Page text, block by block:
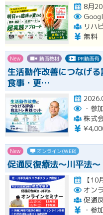
リハ
無料
New 動画教材 PR動画有
生活動作改善につなげ
食事・更…
株式
New オンライン(WEB)
促通反復療法〜川平法
促通